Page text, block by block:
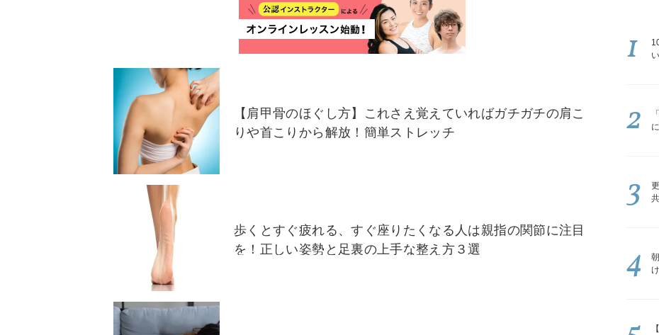
【肩甲骨のほぐし方】これさえ覚えていればガチガチの肩こ
りや首こりから解放！簡単ストレッチ
歩くとすぐ疲れる、すぐ座りたくなる人は親指の関節に注目
を！正しい姿勢と足裏の上手な整え方３選
1
2
3
4